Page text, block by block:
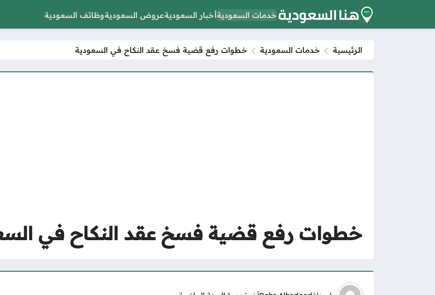
خدمات السعوديةأخبار السعوديةعروض السعوديةوظائف السعودية
الرئيسية خدمات السعودية خطوات رفع قضية فسخ عقد النكاح في السعودية
خطوات رفع قضية فسخ عقد النكاح في